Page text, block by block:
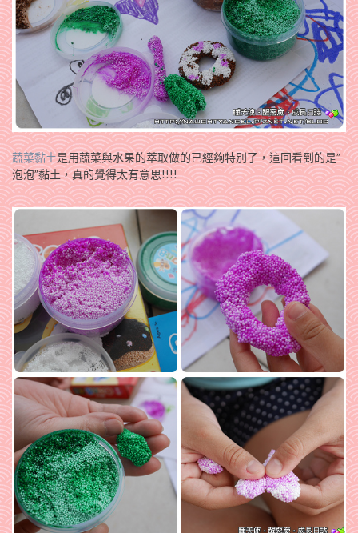
蔬菜黏土是用蔬菜與水果的萃取做的已經夠特別了，這回看到的是”
泡泡”黏土，真的覺得太有意思!!!!